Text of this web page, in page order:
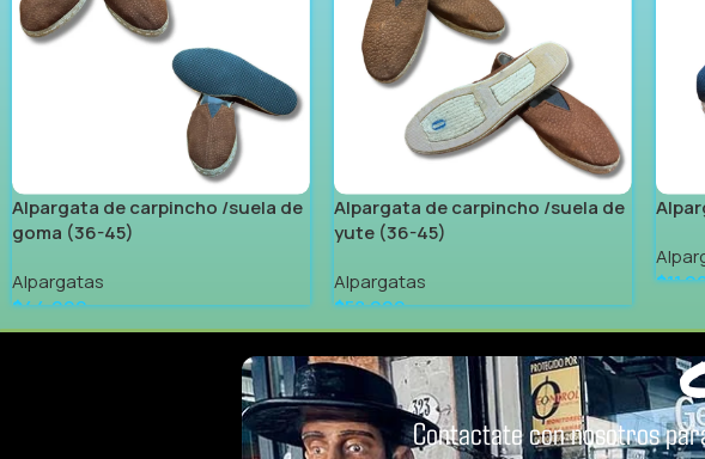
Alpargata de carpincho /suela de
goma (36-45)
Alpargatas
$44.999
Alpargata de carpincho /suela de
yute (36-45)
Alpargatas
$58.999
$
Contactate con nosotros